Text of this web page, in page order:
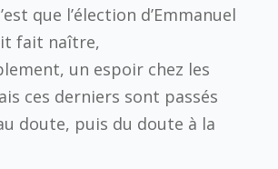
que l’élection d’Emmanuel
fait naître,
un espoir chez les
ces derniers sont passés
doute, puis du doute à la